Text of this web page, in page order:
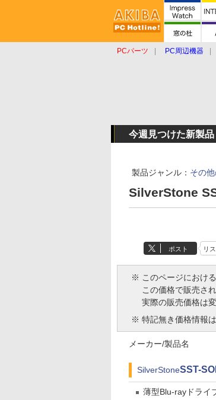
PCパーツ PC周辺機器
今週見つけた新製品
製品ジャンル： その
SilverStone
ポスト リ
※ このページにおけ
この価格で販売さ
実際の販売価格は
※ 特記無き価格情報
メーカー/製品名
SilverStoneSST-
薄型Blu-rayドライ